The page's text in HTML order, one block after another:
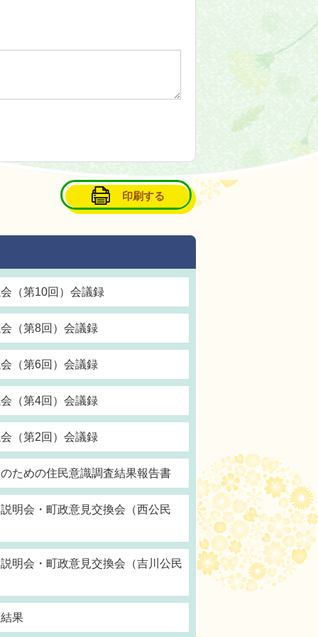
印刷する
（第10回）会議録
（第8回）会議録
（第6回）会議録
（第4回）会議録
（第2回）会議録
ための住民意識調査結果報告書
明会・町政意見交換会（西公民
明会・町政意見交換会（吉川公民
果